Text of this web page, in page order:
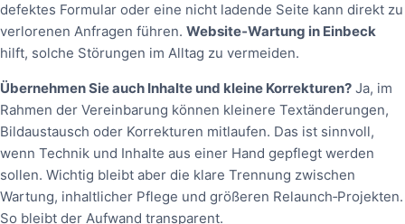
defektes Formular oder eine nicht ladende Seite kann direkt zu
verlorenen Anfragen führen. Website‑Wartung in Einbeck
hilft, solche Störungen im Alltag zu vermeiden.
Übernehmen Sie auch Inhalte und kleine Korrekturen? Ja, im
Rahmen der Vereinbarung können kleinere Textänderungen,
Bildaustausch oder Korrekturen mitlaufen. Das ist sinnvoll,
wenn Technik und Inhalte aus einer Hand gepflegt werden
sollen. Wichtig bleibt aber die klare Trennung zwischen
Wartung, inhaltlicher Pflege und größeren Relaunch‑Projekten.
So bleibt der Aufwand transparent.